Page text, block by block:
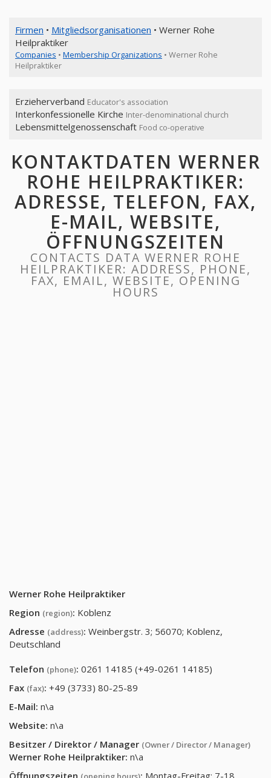
Firmen • Mitgliedsorganisationen • Werner Rohe
Heilpraktiker
Companies • Membership Organizations • Werner Rohe
Heilpraktiker
Erzieherverband Educator's association
Interkonfessionelle Kirche Inter-denominational church
Lebensmittelgenossenschaft Food co-operative
KONTAKTDATEN WERNER
ROHE HEILPRAKTIKER:
ADRESSE, TELEFON, FAX,
E-MAIL, WEBSITE,
ÖFFNUNGSZEITEN
CONTACTS DATA WERNER ROHE
HEILPRAKTIKER: ADDRESS, PHONE,
FAX, EMAIL, WEBSITE, OPENING
HOURS
Werner Rohe Heilpraktiker
Region (region): Koblenz
Adresse (address): Weinbergstr. 3; 56070; Koblenz,
Deutschland
Telefon (phone): 0261 14185 (+49-0261 14185)
Fax (fax): +49 (3733) 80-25-89
E-Mail: n\a
Website: n\a
Besitzer / Direktor / Manager (Owner / Director / Manager)
Werner Rohe Heilpraktiker: n\a
Öffnungszeiten
: Montag-Freitag: 7-18,